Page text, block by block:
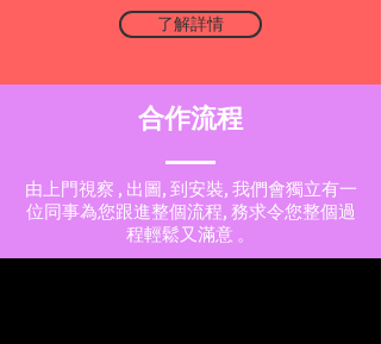
了解詳情
合作流程
由上門視察 , 出圖, 到安裝, 我們會獨立有一
位同事為您跟進整個流程, 務求令您整個過
程輕鬆又滿意 。